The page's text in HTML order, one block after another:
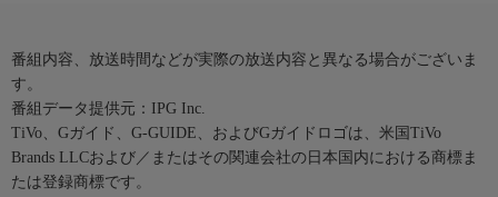
番組内容、放送時間などが実際の放送内容と異なる場合がございま
す。
番組データ提供元：IPG Inc.
TiVo、Gガイド、G-GUIDE、およびGガイドロゴは、米国TiVo
Brands LLCおよび／またはその関連会社の日本国内における商標ま
たは登録商標です。